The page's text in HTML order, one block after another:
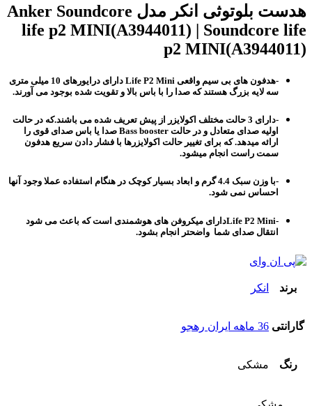
هدست بلوتوثی انکر مدل Anker Soundcore
life p2 MINI(A3944011) | Soundcore life
p2 MINI(A3944011)
-هدفون های بی سیم واقعی Life P2 Mini دارای درایورهای 10 میلی متری
سه لایه بزرگ هستند که صدا را با باس بالا و تقویت شده بوجود می آورند.
-دارای 3 حالت مختلف اکولایزر از پیش تعریف شده می باشند.که در حالت
اولیه صدای متعادل و در حالت
B ass booster صدا یا باس صدای قوی را
ارائه میدهد. که برای تغییر حالت اکولایزرها با فشار دادن سریع هدفون
سمت راست انجام میشود.
-با وزن سبک 4.4 گرم و ابعاد بسیار کوچک در هنگام استفاده عملا وجود آنها
احساس نمی شود.
-Life P2 Miniدارای میکروفن های هوشمندی است که باعث می شود
انتقال صدای شما واضحتر انجام بشود.
برند انکر
گارانتی 36 ماهه ایران رهجو
رنگ مشکی